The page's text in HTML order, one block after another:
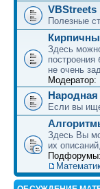
VBStreets
Полезные
Здесь
не очень
Модератор:
Народная
Если вы
Здесь Вы
их
Подфорумы: